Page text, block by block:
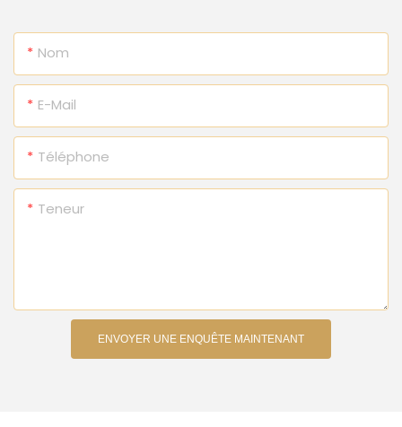
Nom
E-Mail
Téléphone
Teneur
ENVOYER UNE ENQUÊTE MAINTENANT